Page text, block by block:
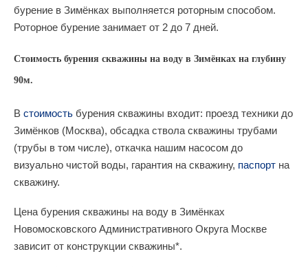
бурение в Зимёнках выполняется роторным способом.
Роторное бурение занимает от 2 до 7 дней.
Стоимость бурения скважины на воду в Зимёнках на глубину
90м.
В стоимость бурения скважины входит: проезд техники до
Зимёнков (Москва), обсадка ствола скважины трубами
(трубы в том числе), откачка нашим насосом до
визуально чистой воды, гарантия на скважину, паспорт на
скважину.
Цена бурения скважины на воду в Зимёнках
Новомосковского Административного Округа Москве
зависит от конструкции скважины*.